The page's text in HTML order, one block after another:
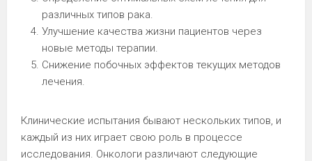
различных типов рака.
Улучшение качества жизни пациентов через
новые методы терапии.
Снижение побочных эффектов текущих методов
лечения.
Клинические испытания бывают нескольких типов, и
каждый из них играет свою роль в процессе
исследования. Онкологи различают следующие